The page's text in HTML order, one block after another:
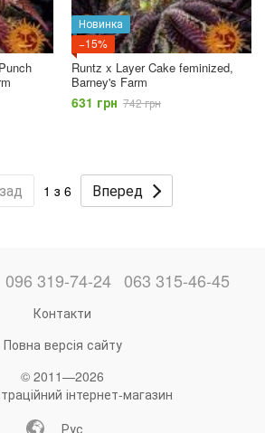
Новинка
−15%
Runtz x Layer Cake feminized,
Barney's Farm
631 грн 742 грн
1 з 6 Вперед
096 319-74-24 063 315-46-45
Контакти
Повна версія сайту
© 2011—2026
інтернет-магазин
Рус